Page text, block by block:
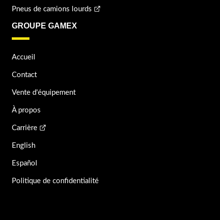
Pneus de camions lourds
GROUPE GAMEX
Accueil
Contact
Vente d'équipement
À propos
Carrière
English
Español
Politique de confidentialité